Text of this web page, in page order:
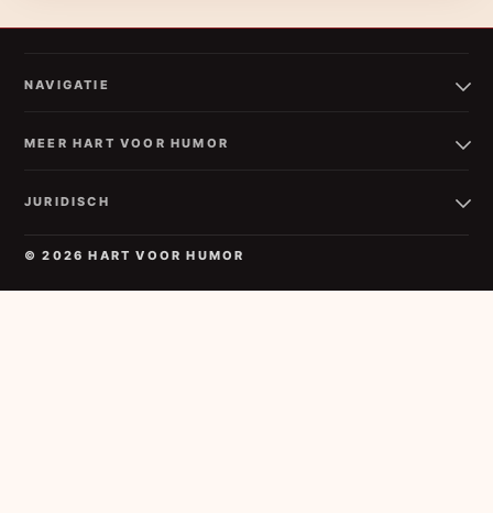
NAVIGATIE
MEER HART VOOR HUMOR
JURIDISCH
© 2026 HART VOOR HUMOR